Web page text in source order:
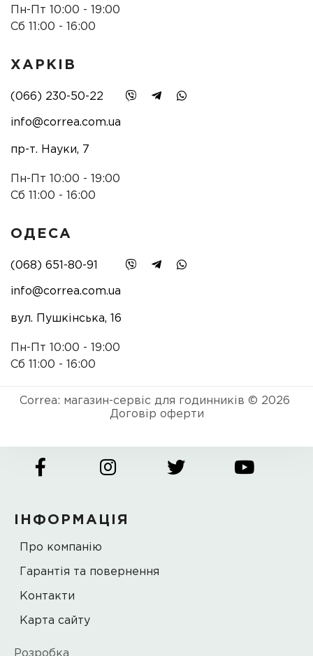
Пн-Пт 10:00 - 19:00
Сб 11:00 - 16:00
ХАРКІВ
(066) 230-50-22
info@correa.com.ua
пр-т. Науки, 7
Пн-Пт 10:00 - 19:00
Сб 11:00 - 16:00
ОДЕСА
(068) 651-80-91
info@correa.com.ua
вул. Пушкінська, 16
Пн-Пт 10:00 - 19:00
Сб 11:00 - 16:00
Correa: магазин-сервіс для годинників © 2026
Договір оферти
ІНФОРМАЦІЯ
Про компанію
Гарантія та повернення
Контакти
Карта сайту
Розробка